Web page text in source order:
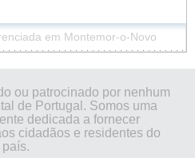
em Montemor-o-Novo
ou patrocinado por nenhum
de Portugal. Somos uma
dedicada a fornecer
cidadãos e residentes do
país.